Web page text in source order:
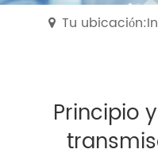
Tu
Principio